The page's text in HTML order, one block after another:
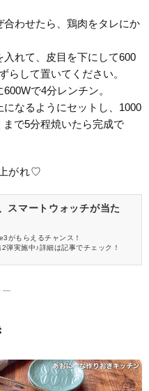
わせたら、鶏肉をタレにか
れて、皮目を下にして600
らして置いてください。
で4分レンチン。
なるようにセットし、1000
で5分程焼いたら完成で
がれ♡
スマートウォッチが当た
がもらえるチャンス！
弾実施中♪詳細は記事でチェック！
―